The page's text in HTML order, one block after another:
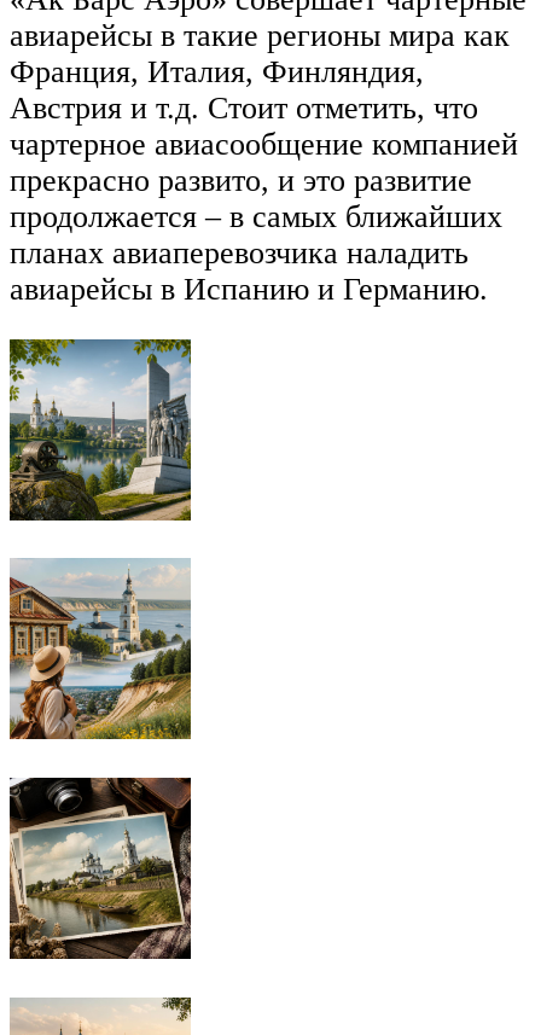
авиарейсы в такие регионы мира как
Франция, Италия, Финляндия,
Австрия и т.д. Стоит отметить, что
чартерное авиасообщение компанией
прекрасно развито, и это развитие
продолжается – в самых ближайших
планах авиаперевозчика наладить
авиарейсы в Испанию и Германию.